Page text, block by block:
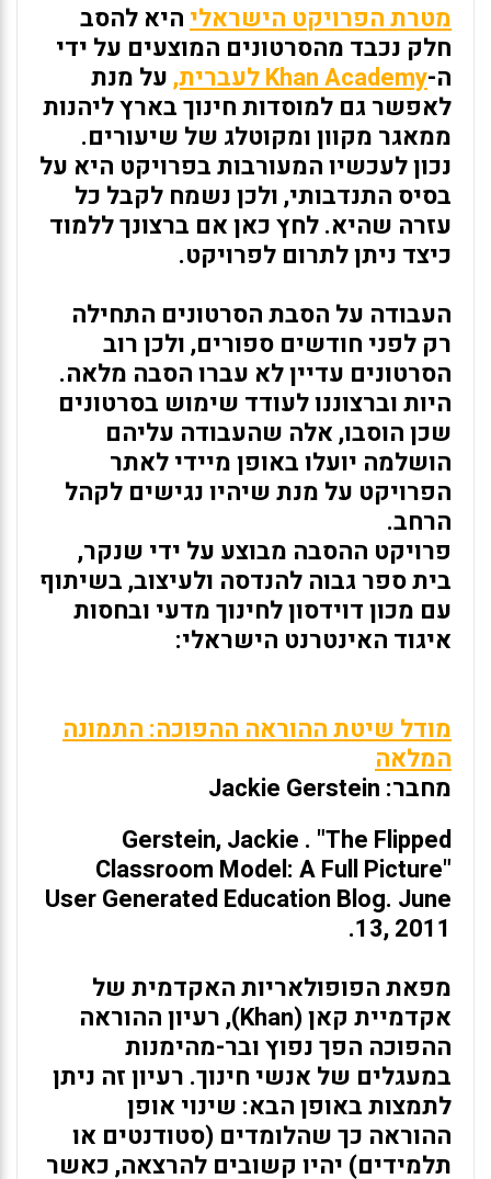
מטרת הפרויקט הישראלי היא להסב
חלק נכבד מהסרטונים המוצעים על ידי
ה-Khan Academy לעברית,
על מנת
לאפשר גם למוסדות חינוך בארץ ליהנות
ממאגר מקוון ומקוטלג של שיעורים.
נכון לעכשיו המעורבות בפרויקט היא על
בסיס התנדבותי, ולכן נשמח לקבל כל
עזרה שהיא. לחץ כאן אם ברצונך ללמוד
כיצד ניתן לתרום לפרויקט.
העבודה על הסבת הסרטונים התחילה
רק לפני חודשים ספורים, ולכן רוב
הסרטונים עדיין לא עברו הסבה מלאה.
היות וברצוננו לעודד שימוש בסרטונים
שכן הוסבו, אלה שהעבודה עליהם
הושלמה יועלו באופן מיידי לאתר
הפרויקט על מנת שיהיו נגישים לקהל
הרחב.
פרויקט ההסבה מבוצע על ידי שנקר,
בית ספר גבוה להנדסה ולעיצוב, בשיתוף
עם מכון דוידסון לחינוך מדעי ובחסות
איגוד האינטרנט הישראלי:
מודל שיטת ההוראה ההפוכה: התמונה
המלאה
מחבר: Jackie Gerstein
Gerstein, Jackie . "The Flipped
Classroom Model: A Full Picture"
User Generated Education Blog. June
13, 2011.
מפאת הפופולאריות האקדמית של
אקדמיית קאן (Khan), רעיון ההוראה
ההפוכה הפך נפוץ ובר-מהימנות
במעגלים של אנשי חינוך. רעיון זה ניתן
לתמצות באופן הבא: שינוי אופן
ההוראה כך שהלומדים (סטודנטים או
תלמידים) יהיו קשובים להרצאה, כאשר